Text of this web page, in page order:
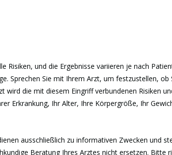
Risiken, und die Ergebnisse variieren je nach
Sprechen Sie mit Ihrem Arzt, um festzustellen, ob
wird die mit diesem Eingriff verbundenen Risiken
Erkrankung, Ihr Alter, Ihre Körpergröße, Ihr
ausschließlich zu informativen Zwecken und
Beratung Ihres Arztes nicht ersetzen. Bitte